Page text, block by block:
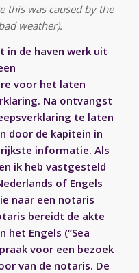
this was caused by the
weather).
in de haven werk uit
voor het laten
Na ontvangst
te laten
door de kapitein in
informatie. Als
ik heb vastgesteld
of Engels
naar een notaris
bereidt de akte
het Engels (“Sea
voor een bezoek
van de notaris. De